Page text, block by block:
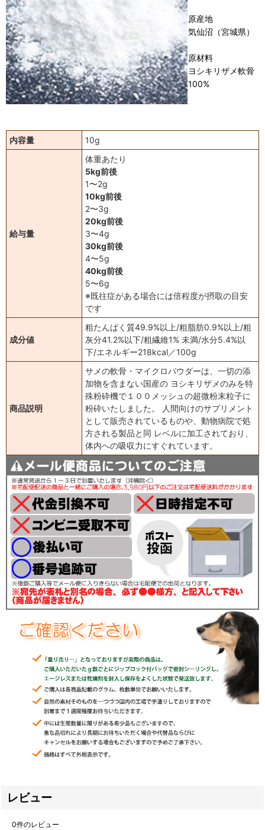
原産地
気仙沼（宮城県）
原材料
ヨシキリザメ軟骨
100%
内容量 10g
給与量
体重あたり
5kg前後
1〜2g
10kg前後
2〜3g
20kg前後
3〜4g
30kg前後
4〜5g
40kg前後
5〜6g
※既往症がある場合には倍程度が摂取の目安
です
成分値
粗たんぱく質49.9%以上/粗脂肪0.9%以上/粗
灰分41.2%以下/粗繊維1% 未満/水分5.4%以
下/エネルギー218kcal／100g
商品説明
サメの軟骨・マイクロパウダーは、一切の添
加物を含まない国産の ヨシキリザメのみを特
殊粉砕機で１００メッシュの超微粉末粒子に
粉砕いたしました。 人間向けのサプリメント
として販売されているものや、動物病院で処
方される製品と同 レベルに加工されており、
体内への吸収力にすぐれています。
レビュー
0件のレビュー